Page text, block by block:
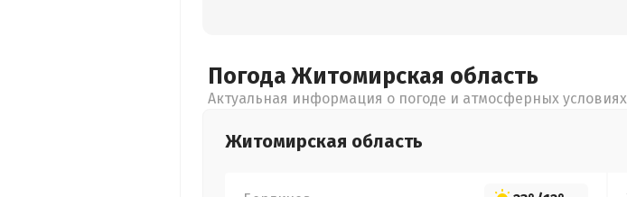
Погода Житомирская область
Актуальная информация о погоде и атмосферных условиях
Житомирская область